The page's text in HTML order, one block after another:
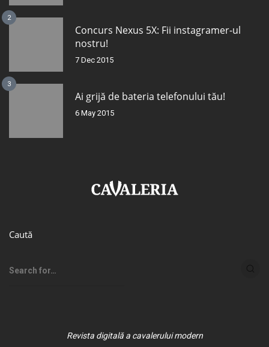
2
Concurs Nexus 5X: Fii instagramer-ul
nostru!
7 Dec 2015
3
Ai grijă de bateria telefonului tău!
6 May 2015
Caută
Revista digitală a cavalerului modern